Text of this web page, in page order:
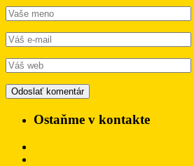
Ostaňme v kontakte